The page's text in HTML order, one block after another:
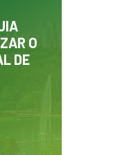
O
DE